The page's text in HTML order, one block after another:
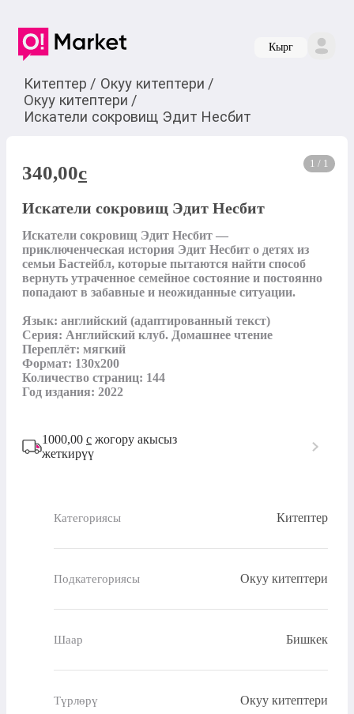
Кырг
Китептер / Окуу китептери /
Окуу китептери /
Искатели сокровищ Эдит Несбит
1 / 1
340,00c
Искатели сокровищ Эдит Несбит
Искатели сокровищ Эдит Несбит —
приключенческая история Эдит Несбит о детях из
семьи Бастейбл, которые пытаются найти способ
вернуть утраченное семейное состояние и постоянно
попадают в забавные и неожиданные ситуации.
Язык: английский (адаптированный текст)
Серия: Английский клуб. Домашнее чтение
Переплёт: мягкий
Формат: 130x200
Количество страниц: 144
Год издания: 2022
1000,00 с жогору акысыз
жеткирүү
Категориясы Китептер
Подкатегориясы Окуу китептери
Шаар Бишкек
Түрлөрү Окуу китептери